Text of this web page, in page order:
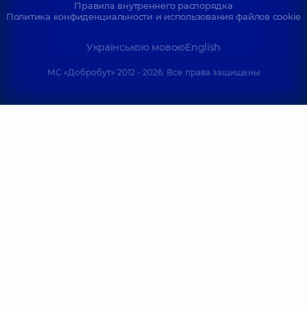
Правила внутреннего распорядка
Политика конфиденциальности и использования файлов cookie
Українською мовоюEnglish
МС «Добробут» 2012 - 2026. Все права защищены